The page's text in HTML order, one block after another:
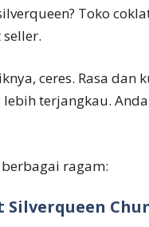
Toko
ceres. Rasa dan
terjangkau.
ragam:
Silverqueen